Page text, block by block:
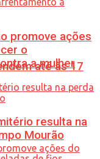
até às 17
promove ações
o
a mulher
resulta na
Mourão